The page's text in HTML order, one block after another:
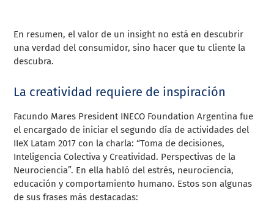
En resumen, el valor de un insightno está en descubrir
una verdad del consumidor, sino hacer que tu cliente la
descubra.
La creatividad requiere de inspiración
Facundo Mares President INECO Foundation Argentina fue
el encargado de iniciar el segundo día de actividades del
IIeX Latam 2017 con la charla: “Toma de decisiones,
Inteligencia Colectiva y Creatividad. Perspectivas de la
Neurociencia”. En ella habló del estrés, neurociencia,
educación y comportamiento humano. Estos son algunas
de sus frases más destacadas: